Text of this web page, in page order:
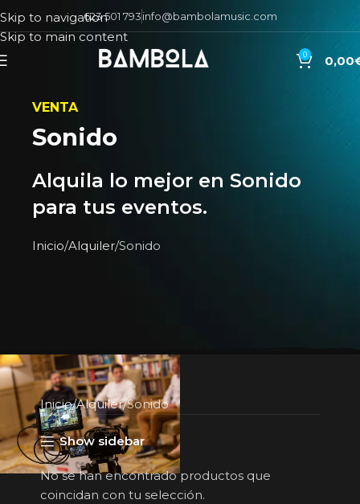
Skip to navigation
Skip to main content
623 501 793info@bambolamusic.com
0 0,00
VENTA
Sonido
Alquila lo mejor en Sonido
para tus eventos.
Inicio Alquiler Sonido
Inicio Alquiler Sonido
Show sidebar
No se han encontrado productos que
coincidan con tu selección.